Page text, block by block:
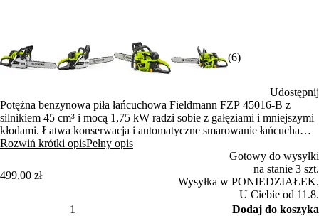
(6)
Udostępnij
Potężna benzynowa piła łańcuchowa Fieldmann FZP 45016-B z
silnikiem 45 cm³ i mocą 1,75 kW radzi sobie z gałęziami i mniejszymi
kłodami. Łatwa konserwacja i automatyczne smarowanie łańcucha
gwarantują długą żywotność. Ergonomiczna konstrukcja z gumowaną
Rozwiń krótki opisPełny opis
499,00 zł
Gotowy do wysyłki
na stanie 3 szt.
Wysyłka w PONIEDZIAŁEK.
U Ciebie od 11.8.
Dodaj do koszyka